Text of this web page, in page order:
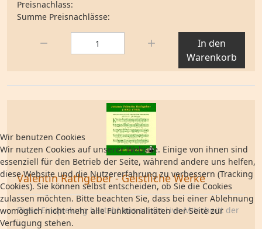
Preisnachlass:
Summe Preisnachlässe:
In den
Warenkorb
Valentin Rathgeber - Geistliche Werke
Diese Einspielung besteht aus einem Live-Mitschnitt der
...
Wir benutzen Cookies
Wir nutzen Cookies auf unserer Website. Einige von ihnen sind
essenziell für den Betrieb der Seite, während andere uns helfen,
diese Website und die Nutzererfahrung zu verbessern (Tracking
Cookies). Sie können selbst entscheiden, ob Sie die Cookies
zulassen möchten. Bitte beachten Sie, dass bei einer Ablehnung
womöglich nicht mehr alle Funktionalitäten der Seite zur
Verfügung stehen.